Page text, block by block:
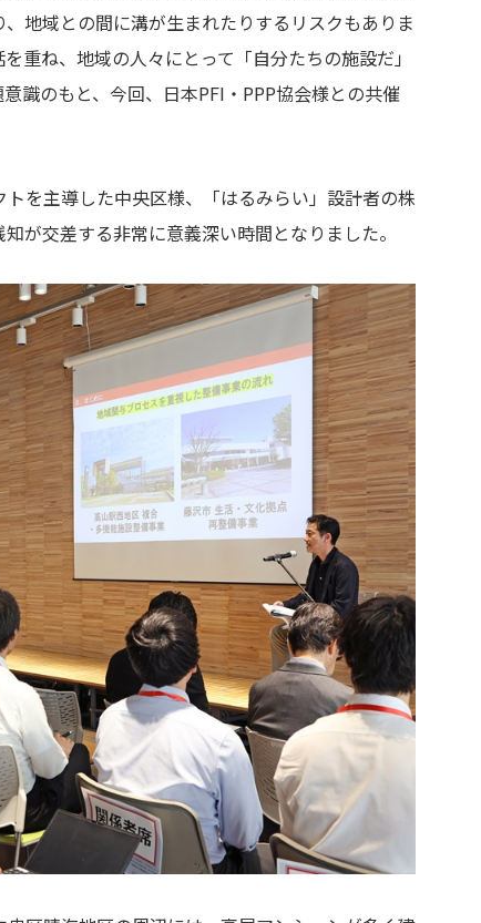
地域との間に溝が生まれたりするリスクもありま
重ね、地域の人々にとって「自分たちの施設だ」
識のもと、今回、日本PFI・PPP協会様との共催
を主導した中央区様、「はるみらい」設計者の株
が交差する非常に意義深い時間となりました。